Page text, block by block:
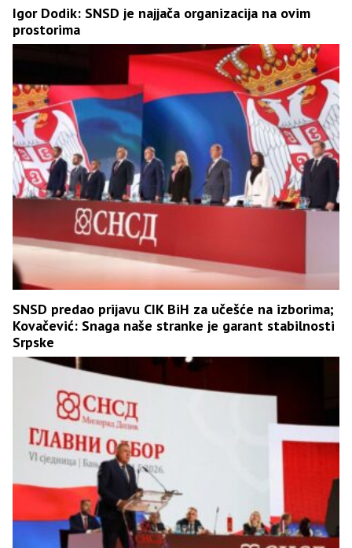
Igor Dodik: SNSD je najjača organizacija na ovim
prostorima
SNSD predao prijavu CIK BiH za učešće na izborima;
Kovačević: Snaga naše stranke je garant stabilnosti
Srpske